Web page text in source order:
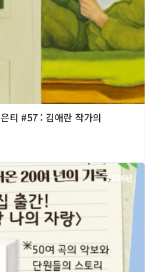
티 #57 : 김애란 작가의
2026년